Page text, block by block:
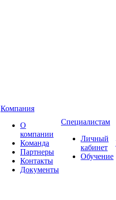
Компания
О
компании
Команда
Партнеры
Контакты
Документы
Специалистам
Личный
кабинет
Обучение